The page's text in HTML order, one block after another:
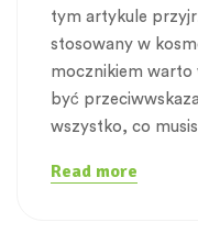
tym artykule
stosowany w
mocznikiem warto
być
wszystko, co
Read more